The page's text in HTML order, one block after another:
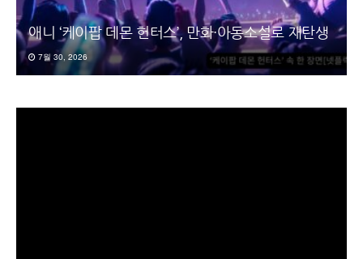
애니 ‘케이팝 데몬 헌터스’, 만화·아동소설로 재탄생
7월 30, 2026